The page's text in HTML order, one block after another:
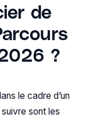
de
?
le cadre d’un
sont les